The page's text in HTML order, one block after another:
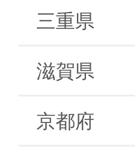
三重県
滋賀県
京都府